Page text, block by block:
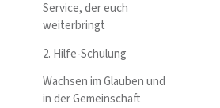
Service, der euch
weiterbringt
2. Hilfe-Schulung
Wachsen im Glauben und
in der Gemeinschaft